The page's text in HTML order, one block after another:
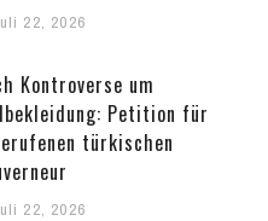
22, 2026
Kontroverse um
Petition für
türkischen
22, 2026